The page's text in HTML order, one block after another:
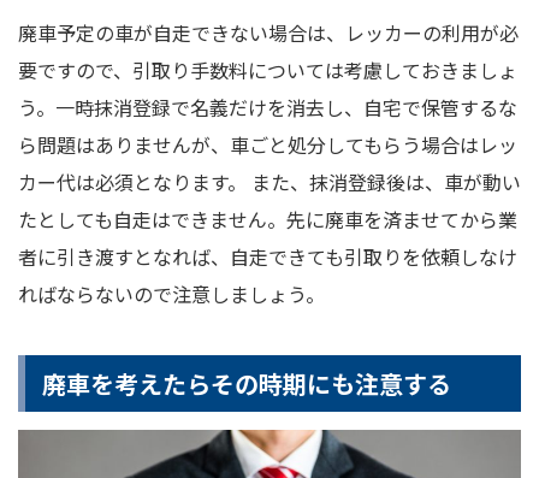
廃車予定の車が自走できない場合は、レッカーの利用が必
要ですので、引取り手数料については考慮しておきましょ
う。一時抹消登録で名義だけを消去し、自宅で保管するな
ら問題はありませんが、車ごと処分してもらう場合はレッ
カー代は必須となります。 また、抹消登録後は、車が動い
たとしても自走はできません。先に廃車を済ませてから業
者に引き渡すとなれば、自走できても引取りを依頼しなけ
ればならないので注意しましょう。
廃車を考えたらその時期にも注意する